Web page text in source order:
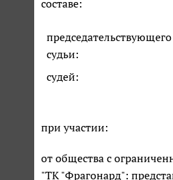
составе:
председательствующего
судьи:
судей:
при участии:
от общества с
"ТК "Фрагонард":